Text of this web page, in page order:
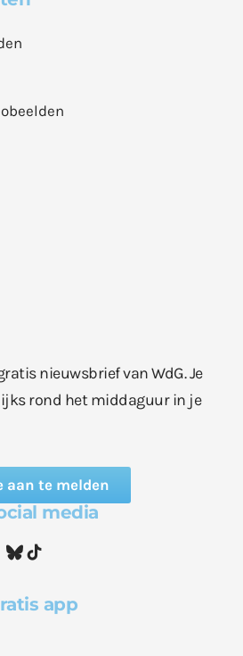
nieuwsbrief van WdG. Je
rond het middaguur in je
aan te melden
media
app